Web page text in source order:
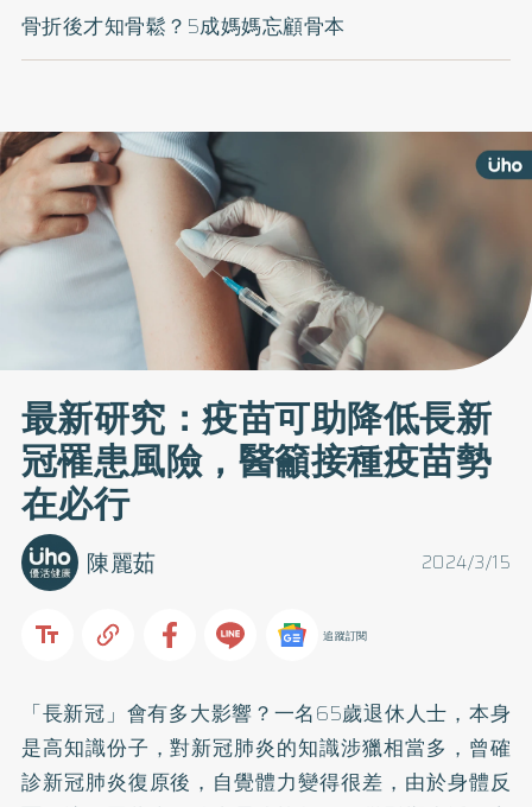
骨折後才知骨鬆？5成媽媽忘顧骨本
最新研究：疫苗可助降低長新
冠罹患風險，醫籲接種疫苗勢
在必行
2024/3/15
陳麗茹
追蹤訂閱
「長新冠」會有多大影響？一名65歲退休人士，本身
是高知識份子，對新冠肺炎的知識涉獵相當多，曾確
診新冠肺炎復原後，自覺體力變得很差，由於身體反